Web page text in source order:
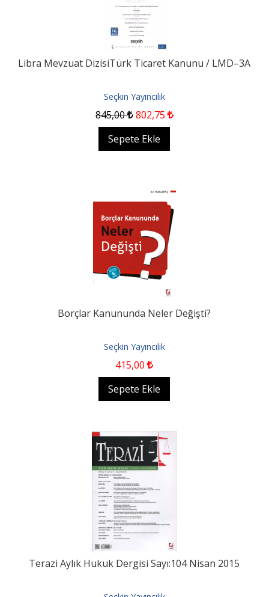
Libra Mevzuat DizisiTürk Ticaret Kanunu / LMD–3A
Seçkin Yayıncılık
845,00 802,75
Sepete Ekle
Borçlar Kanununda Neler Değişti?
Seçkin Yayıncılık
415,00
Sepete Ekle
Terazi Aylık Hukuk Dergisi Sayı:104 Nisan 2015